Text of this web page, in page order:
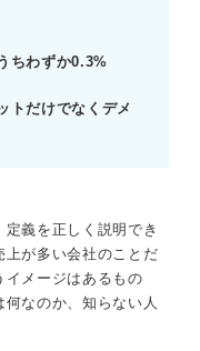
金と従業員数で確
分に合った企業か
を研究することが
正しく理解し
しよう
ちわずか0.3%
トだけでなくデメ
義を正しく説明でき
上が多い会社のことだ
イメージはあるもの
なのか、知らない人